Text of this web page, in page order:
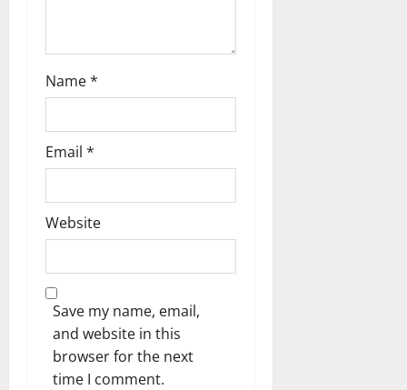
Name*
Email *
Website
Save my name, email,
and website in this
browser for the next
time I comment.